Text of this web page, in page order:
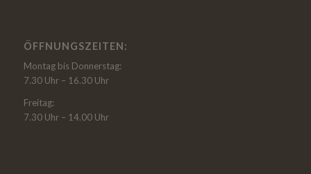
ÖFFNUNGSZEITEN:
Montag bis Donnerstag:
7.30 Uhr – 16.30 Uhr
Freitag:
7.30 Uhr – 14.00 Uhr